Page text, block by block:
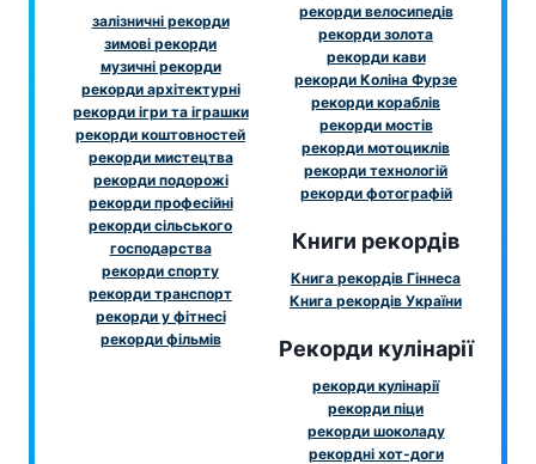
залізничні рекорди
зимові рекорди
музичні рекорди
рекорди архітектурні
рекорди ігри та іграшки
рекорди коштовностей
рекорди мистецтва
рекорди подорожі
рекорди професійні
рекорди сільського
господарства
рекорди спорту
рекорди транспорт
рекорди у фітнесі
рекорди фільмів
рекорди велосипедів
рекорди золота
рекорди кави
рекорди Коліна Фурзе
рекорди кораблів
рекорди мостів
рекорди мотоциклів
рекорди технологій
рекорди фотографій
Книги рекордів
Книга рекордів Гіннеса
Книга рекордів України
Рекорди кулінарії
рекорди кулінарії
рекорди піци
рекорди шоколаду
рекордні хот-доги